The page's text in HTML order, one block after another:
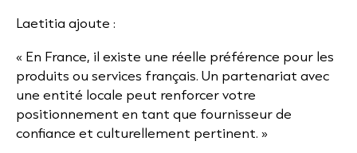
Laetitia ajoute :
« En France, il existe une réelle préférence pour les
produits ou services français. Un partenariat avec
une entité locale peut renforcer votre
positionnement en tant que fournisseur de
confiance et culturellement pertinent. »